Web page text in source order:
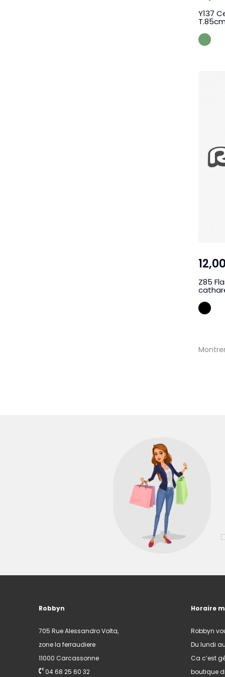
Y137
Z85
Robbyn
705 Rue Alessandro Volta,
zone la ferraudiere
11000 Carcassonne
04 68 25 60 32
Horaire
Robbyn
Du lundi
Ca c’est
boutique